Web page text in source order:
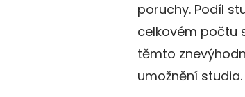
poruchy. Podíl
celkovém počtu
těmto
umožnění studia.